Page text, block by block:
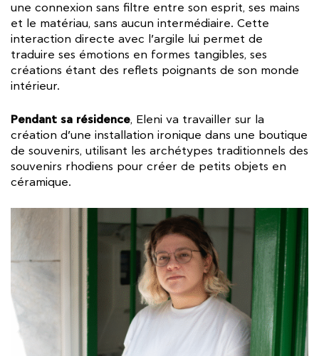
une connexion sans filtre entre son esprit, ses mains
et le matériau, sans aucun intermédiaire. Cette
interaction directe avec l’argile lui permet de
traduire ses émotions en formes tangibles, ses
créations étant des reflets poignants de son monde
intérieur.
Pendant sa résidence, Eleni va travailler sur la
création d’une installation ironique dans une boutique
de souvenirs, utilisant les archétypes traditionnels des
souvenirs rhodiens pour créer de petits objets en
céramique.